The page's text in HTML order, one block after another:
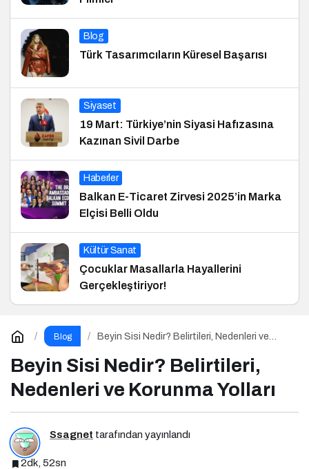
Blog
Türk Tasarımcıların Küresel Başarısı
Siyaset
19 Mart: Türkiye’nin Siyasi Hafızasına
Kazınan Sivil Darbe
Haberler
Balkan E-Ticaret Zirvesi 2025’in Marka
Elçisi Belli Oldu
Kültür Sanat
Çocuklar Masallarla Hayallerini
Gerçekleştiriyor!
Blog
Beyin Sisi Nedir? Belirtileri, Nedenleri ve
Beyin Sisi Nedir? Belirtileri,
Nedenleri ve Korunma Yolları
Ssagnet tarafından yayınlandı
2dk, 52sn